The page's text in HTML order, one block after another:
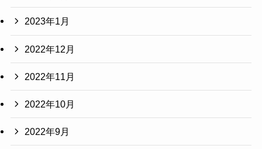
2023年1月
2022年12月
2022年11月
2022年10月
2022年9月